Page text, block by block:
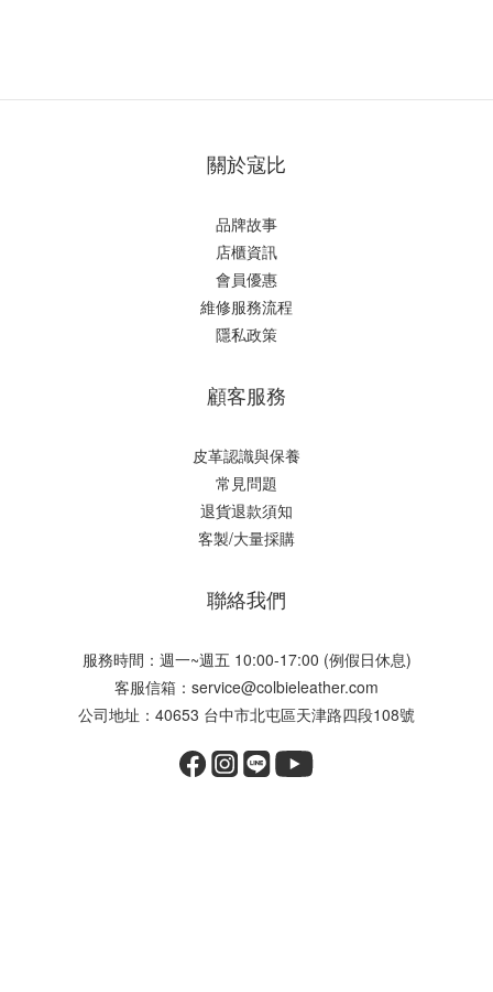
關於寇比
品牌故事
店櫃資訊
會員優惠
維修服務流程
隱私政策
顧客服務
皮革認識與保養
常見問題
退貨退款須知
客製/大量採購
聯絡我們
服務時間：週一~週五 10:00-17:00 (例假日休息)
客服信箱：service@colbieleather.com
公司地址：40653 台中市北屯區天津路四段108號